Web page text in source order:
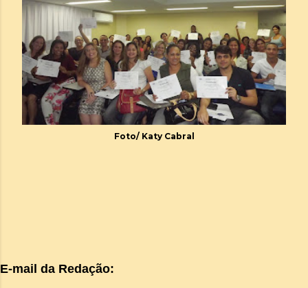
Foto/ Katy Cabral
E-mail da Redação: